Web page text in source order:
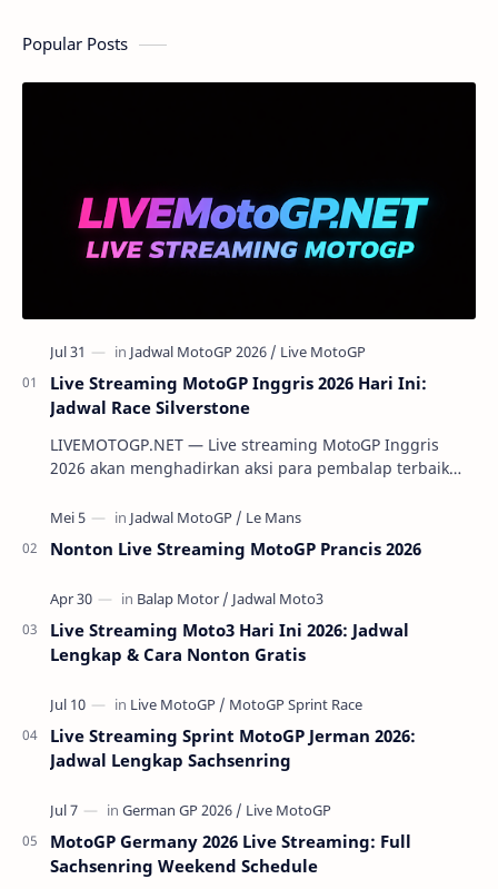
Popular Posts
Live Streaming MotoGP Inggris 2026 Hari Ini:
Jadwal Race Silverstone
LIVEMOTOGP.NET — Live streaming MotoGP Inggris
2026 akan menghadirkan aksi para pembalap terbaik
Nonton Live Streaming MotoGP Prancis 2026
Live Streaming Moto3 Hari Ini 2026: Jadwal
Lengkap & Cara Nonton Gratis
Live Streaming Sprint MotoGP Jerman 2026:
Jadwal Lengkap Sachsenring
MotoGP Germany 2026 Live Streaming: Full
Sachsenring Weekend Schedule